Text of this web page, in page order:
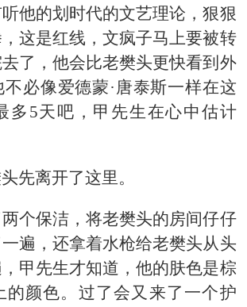
他的划时代的文艺理论，狠狠
这是红线，文疯子马上要被转
了，他会比老樊头更快看到外
必像爱德蒙·唐泰斯一样在这
多5天吧，甲先生在心中估计
先离开了这里。
个保洁，将老樊头的房间仔仔
遍，还拿着水枪给老樊头从头
甲先生才知道，他的肤色是棕
的颜色。过了会又来了一个护